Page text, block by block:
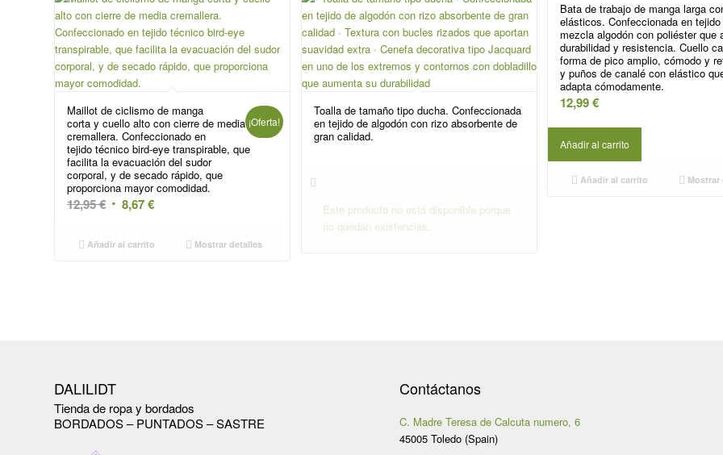
Maillot de ciclismo de manga
corta y cuello alto con cierre de media
cremallera. Confeccionado en
tejido técnico bird-eye transpirable, que
facilita la evacuación del sudor
corporal, y de secado rápido, que
proporciona mayor comodidad.
12,95€ El
original
8,67€El
actual
¡Oferta!
Añadir al carrito Mostrar detalles
Toalla de tamaño tipo ducha. Confeccionada
en tejido de algodón con rizo absorbente de
gran calidad.
Este producto no está disponible porque
no quedan existencias.
Bata de trabajo de manga larga
elásticos. Confeccionada en
mezcla algodón con poliéster que
durabilidad y resistencia. Cuello
forma de pico amplio, cómodo y
y puños de canalé con elástico
adapta cómodamente.
12,99€
Añadir al carrito
Añadir al carrito Mostrar
DALILIDT
Tienda de ropa y bordados
BORDADOS – PUNTADOS – SASTRE
Contáctanos
C. Madre Teresa de Calcuta numero, 6
45005 Toledo (Spain)